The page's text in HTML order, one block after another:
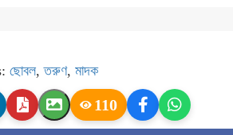
ছোবল,তরুণ, মাদক
110